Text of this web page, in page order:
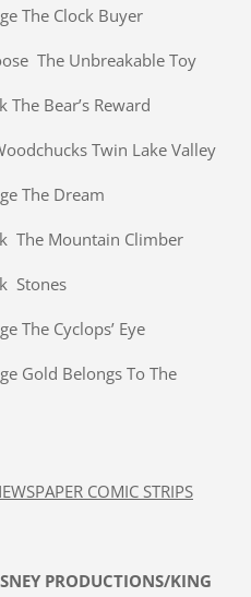
The Clock Buyer
The Unbreakable Toy
Bear’s Reward
Twin Lake Valley
The Dream
The Mountain Climber
Stones
The Cyclops’ Eye
Gold Belongs To The
COMIC STRIPS
PRODUCTIONS/KING